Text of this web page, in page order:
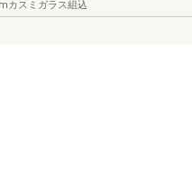
カスミガラス組込